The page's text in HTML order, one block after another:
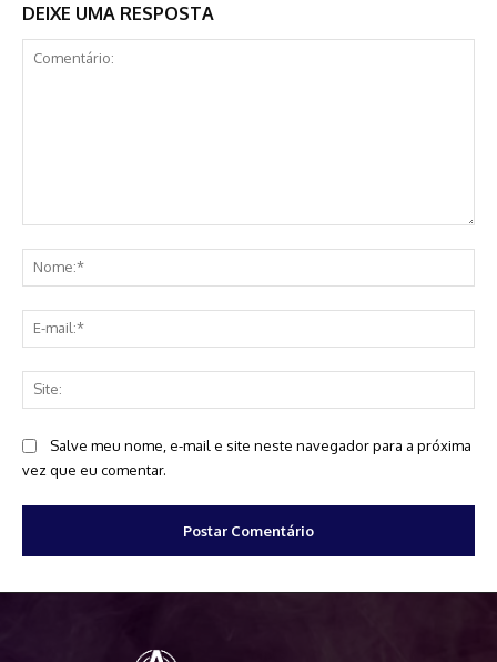
DEIXE UMA RESPOSTA
Salve meu nome, e-mail e site neste navegador para a próxima
vez que eu comentar.